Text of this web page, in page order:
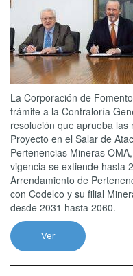
La Corporación de
trámite a la Contraloría
resolución que aprueba
Proyecto en el Salar de
Pertenencias Mineras
vigencia se extiende hasta
Arrendamiento de
con Codelco y su filial
desde 2031 hasta 2060.
Ver